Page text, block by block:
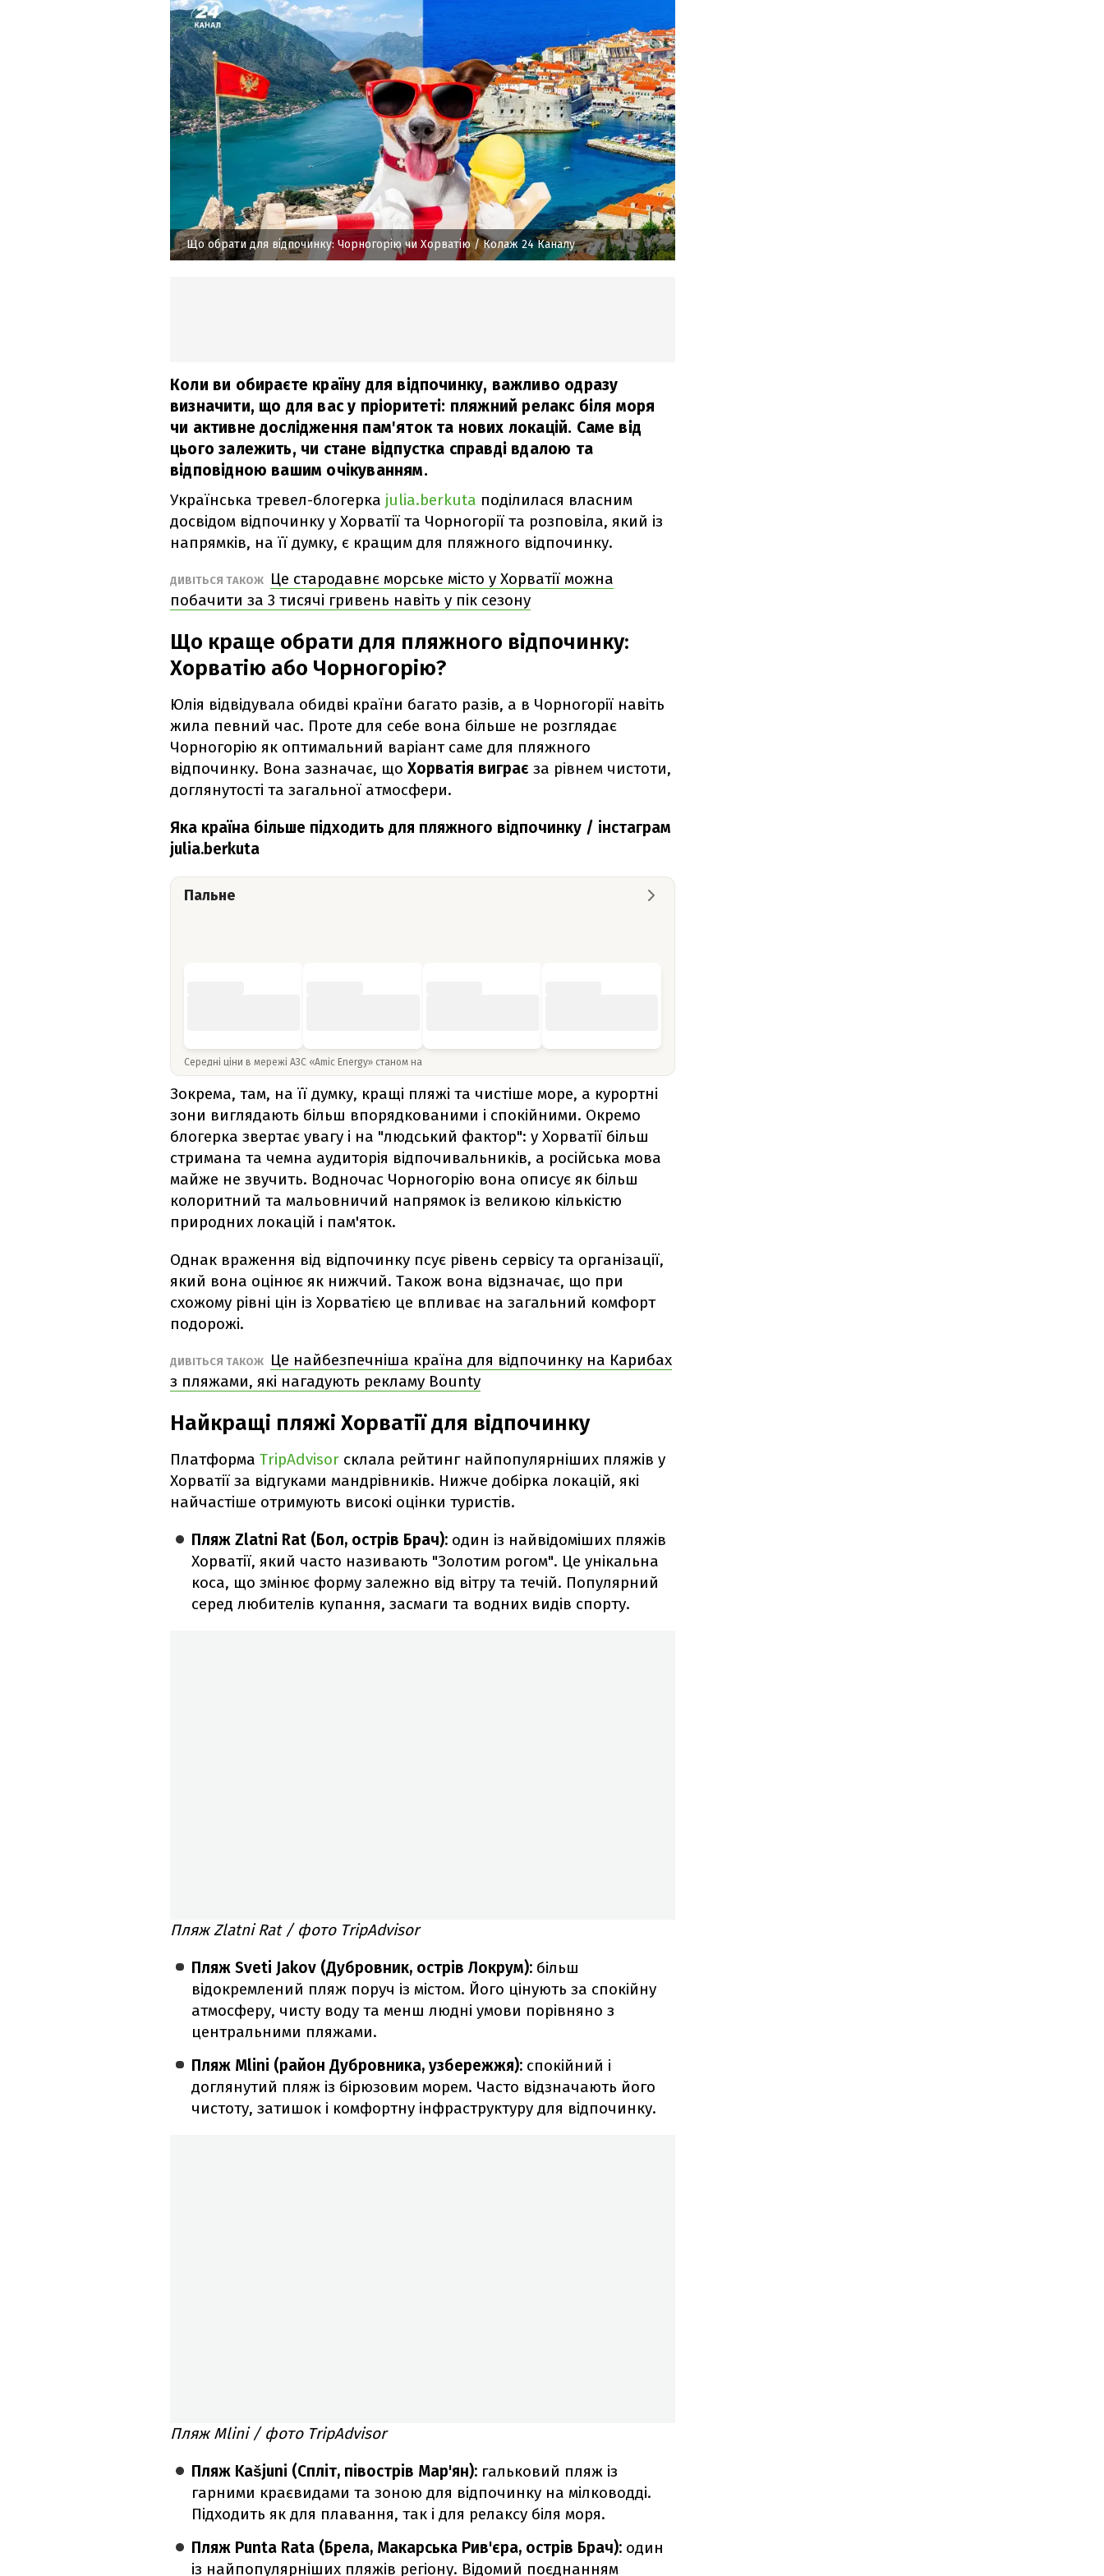
Що обрати для відпочинку: Чорногорію чи Хорватію/ Колаж 24 Каналу
Коли ви обираєте країну для відпочинку, важливо одразу
визначити, що для вас у пріоритеті: пляжний релакс біля моря
чи активне дослідження пам'яток та нових локацій. Саме від
цього залежить, чи стане відпустка справді вдалою та
відповідною вашим очікуванням.
Українська тревел-блогерка julia.berkuta поділилася власним
досвідом відпочинку у Хорватії та Чорногорії та розповіла, який із
напрямків, на її думку, є кращим для пляжного відпочинку.
ДИВІТЬСЯ ТАКОЖ
Це стародавнє морське місто у Хорватії можна
побачити за 3 тисячі гривень навіть у пік сезону
Що краще обрати для пляжного відпочинку:
Хорватію або Чорногорію?
Юлія відвідувала обидві країни багато разів, а в Чорногорії навіть
жила певний час. Проте для себе вона більше не розглядає
Чорногорію як оптимальний варіант саме для пляжного
відпочинку. Вона зазначає, що Хорватія виграє за рівнем чистоти,
доглянутості та загальної атмосфери.
Яка країна більше підходить для пляжного відпочинку / інстаграм
julia.berkuta
Пальне
Середні ціни в мережі АЗС «Amic Energy» станом на
Зокрема, там, на її думку, кращі пляжі та чистіше море, а курортні
зони виглядають більш впорядкованими і спокійними. Окремо
блогерка звертає увагу і на "людський фактор": у Хорватії більш
стримана та чемна аудиторія відпочивальників, а російська мова
майже не звучить. Водночас Чорногорію вона описує як більш
колоритний та мальовничий напрямок із великою кількістю
природних локацій і пам'яток.
Однак враження від відпочинку псує рівень сервісу та організації,
який вона оцінює як нижчий. Також вона відзначає, що при
схожому рівні цін із Хорватією це впливає на загальний комфорт
подорожі.
ДИВІТЬСЯ ТАКОЖ
Це найбезпечніша країна для відпочинку на Карибах
з пляжами, які нагадують рекламу Bounty
Найкращі пляжі Хорватії для відпочинку
Платформа TripAdvisor склала рейтинг найпопулярніших пляжів у
Хорватії за відгуками мандрівників. Нижче добірка локацій, які
найчастіше отримують високі оцінки туристів.
Пляж Zlatni Rat (Бол, острів Брач): один із найвідоміших пляжів
Хорватії, який часто називають "Золотим рогом". Це унікальна
коса, що змінює форму залежно від вітру та течій. Популярний
серед любителів купання, засмаги та водних видів спорту.
Пляж Zlatni Rat / фото TripAdvisor
Пляж Sveti Jakov (Дубровник, острів Локрум): більш
відокремлений пляж поруч із містом. Його цінують за спокійну
атмосферу, чисту воду та менш людні умови порівняно з
центральними пляжами.
Пляж Mlini (район Дубровника, узбережжя): спокійний і
доглянутий пляж із бірюзовим морем. Часто відзначають його
чистоту, затишок і комфортну інфраструктуру для відпочинку.
Пляж Mlini / фото TripAdvisor
Пляж Kašjuni (Спліт, півострів Мар'ян): гальковий пляж із
гарними краєвидами та зоною для відпочинку на мілководді.
Підходить як для плавання, так і для релаксу біля моря.
Пляж Punta Rata (Брела, Макарська Рив'єра, острів Брач): один
із найпопулярніших пляжів регіону. Відомий поєднанням